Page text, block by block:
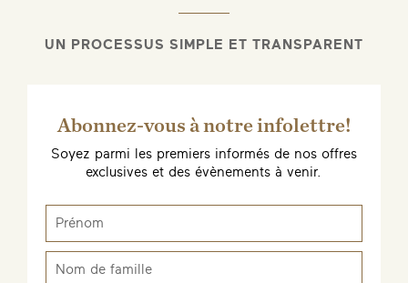
UN PROCESSUS SIMPLE ET TRANSPARENT
Abonnez-vous à notre infolettre!
Soyez parmi les premiers informés de nos offres
exclusives et des évènements à venir.